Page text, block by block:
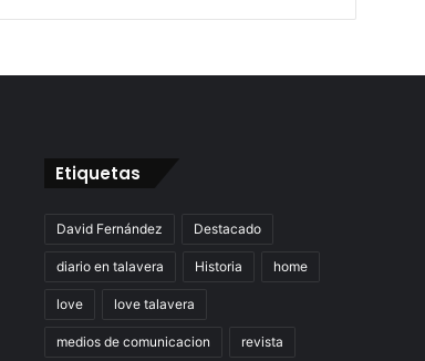
Etiquetas
David Fernández Destacado
diario en talavera Historia home
love love talavera
medios de comunicacion revista